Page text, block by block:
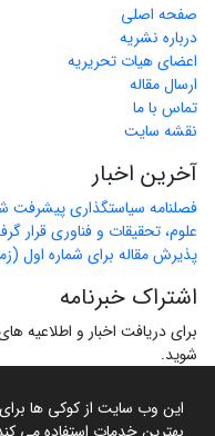
این وب سایت از کوکی ها برای
صفحه اصلی
درباره نشریه
اعضای هیات تحریریه
ارسال مقاله
تماس با ما
نقشه سایت
آخرین اخبار
علوم، تحقیقات و فناوری قرار
پذیرش مقاله برای شماره اول
اشتراک خبرنامه
برای دریافت اخبار و اطلاعیه
شوید.